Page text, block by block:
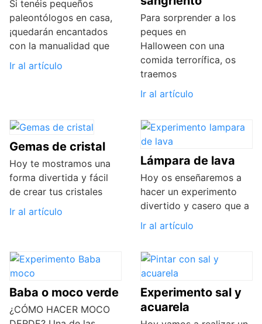
Si tenéis pequeños
paleontólogos en casa,
¡quedarán encantados
con la manualidad que
Ir al artículo
Para sorprender a los
peques en
Halloween con una
comida terrorífica, os
traemos
Ir al artículo
Gemas de cristal
Hoy te mostramos una
forma divertida y fácil
de crear tus cristales
Ir al artículo
Lámpara de lava
Hoy os enseñaremos a
hacer un experimento
divertido y casero que a
Ir al artículo
Baba o moco verde
¿CÓMO HACER MOCO
Experimento sal y
acuarela